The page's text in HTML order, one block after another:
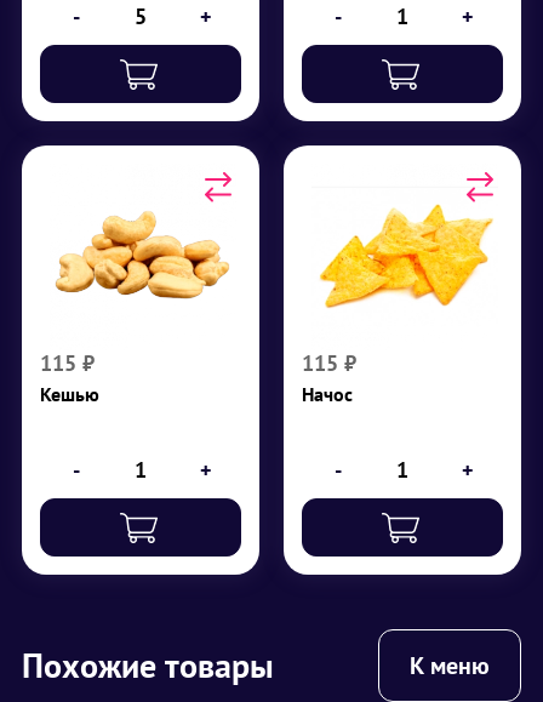
- + - +
115 ₽
Кешью
- +
115
₽
115 ₽
Начос
- +
Начос
115
₽
Похожие товары К меню